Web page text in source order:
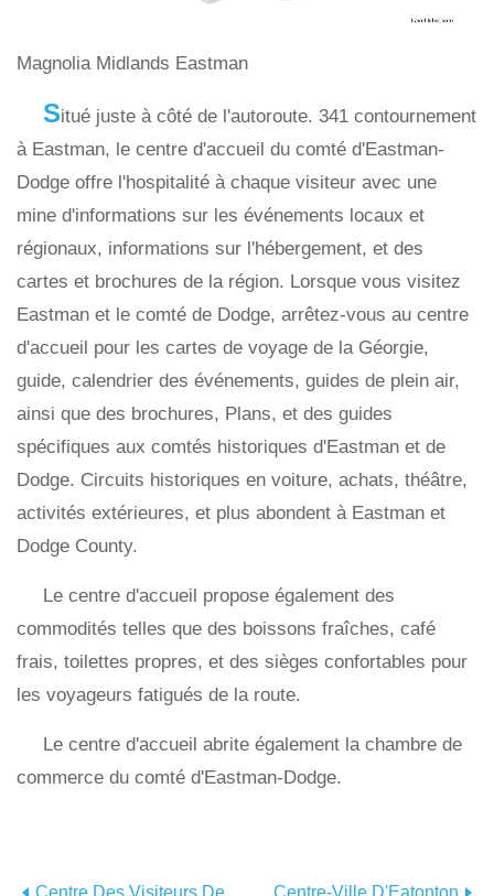
Magnolia Midlands Eastman
Situé juste à côté de l'autoroute. 341 contournement
à Eastman, le centre d'accueil du comté d'Eastman-
Dodge offre l'hospitalité à chaque visiteur avec une
mine d'informations sur les événements locaux et
régionaux, informations sur l'hébergement, et des
cartes et brochures de la région. Lorsque vous visitez
Eastman et le comté de Dodge, arrêtez-vous au centre
d'accueil pour les cartes de voyage de la Géorgie,
guide, calendrier des événements, guides de plein air,
ainsi que des brochures, Plans, et des guides
spécifiques aux comtés historiques d'Eastman et de
Dodge. Circuits historiques en voiture, achats, théâtre,
activités extérieures, et plus abondent à Eastman et
Dodge County.
Le centre d'accueil propose également des
commodités telles que des boissons fraîches, café
frais, toilettes propres, et des sièges confortables pour
les voyageurs fatigués de la route.
Le centre d'accueil abrite également la chambre de
commerce du comté d'Eastman-Dodge.
Centre Des Visiteurs De Centre-Ville D'Eatonton